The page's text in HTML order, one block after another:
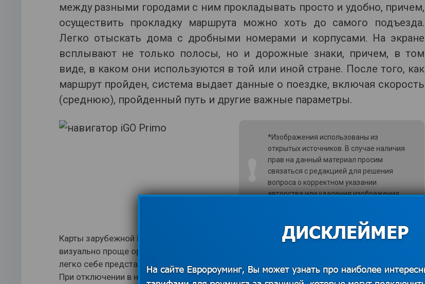
между разными городами с ним прокладывать просто и удобно, причем,
осуществить прокладку маршрута можно хоть до самого подъезда.
Легко отыскать дома с дробными номерами и корпусами. На экране
всплывают не только полосы, но и дорожные знаки, причем, в том
виде, в каком они используются в той или иной стране. После того, как
маршрут пройден, система выдает данные о поездке, включая скорость
(среднюю), пройденный путь и другие важные параметры.
*Изображения использованы из
открытых источников. В случае наличия
прав на данный материал просим
связаться с редакцией для решения
вопроса о корректном указании
авторства или удаления изображения.
Карты зарубежной Европы имеют 3D изображения построек и рельефа. Благодаря этому
визуально проще ориентироваться даже в самых сложных условиях, а конечный пункт
легко себе представить. Авто будет легко отыскать даже на самой большой парковке.
При отключении в навигаторе остаются сведения о последнем месте пребывания, с